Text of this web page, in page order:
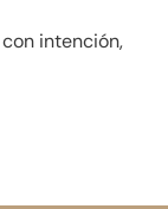
intención,